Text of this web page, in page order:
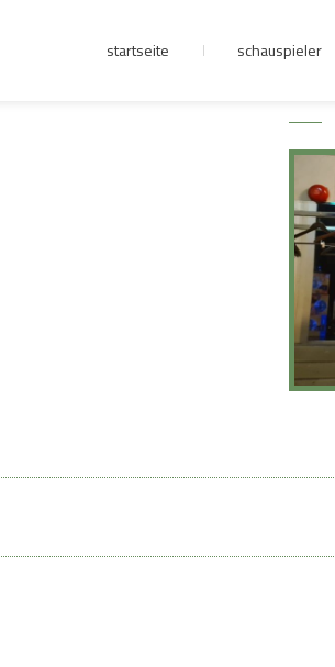
junge riege
kontakt
startseite schauspieler